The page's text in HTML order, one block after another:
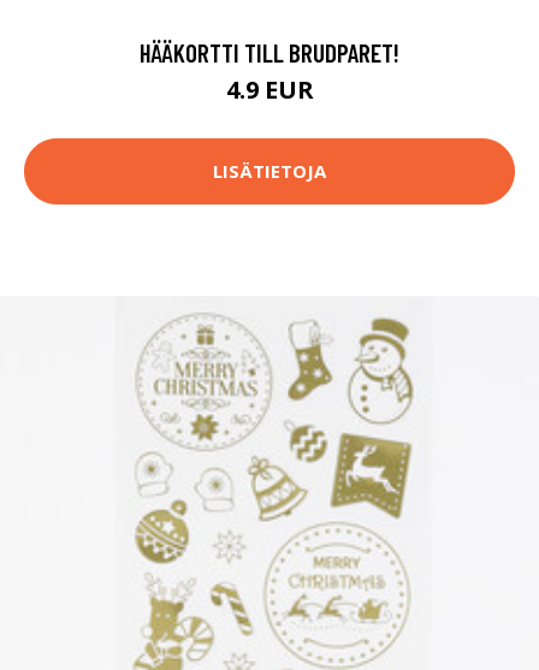
HÄÄKORTTI TILL BRUDPARET!
4.9 EUR
LISÄTIETOJA